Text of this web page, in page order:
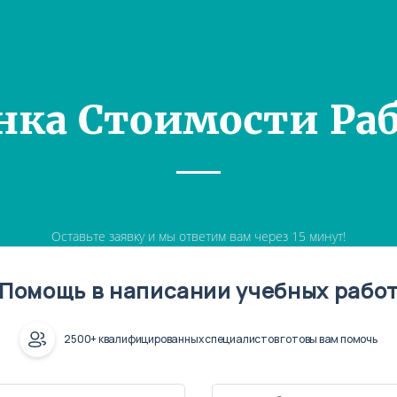
Стоимости
Оставьте заявку и мы ответим вам через 15 минут!
в написании учебных работ
2500+ квалифицированных специалистов готовы вам помочь